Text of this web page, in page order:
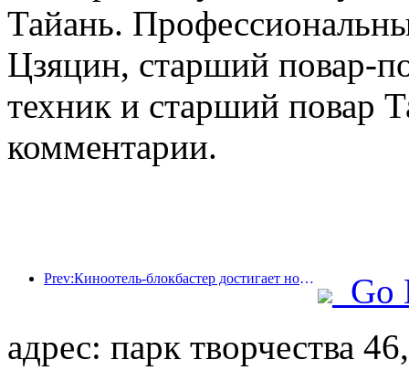
Тайань.
Цзяцин, старший повар-
техник и старший повар
комментарии.
Prev:Киноотель-блокбастер достигает новых высот, занимая лидирующие позиции в сфере тематических отелей в кино
Go
адрес: парк творчества